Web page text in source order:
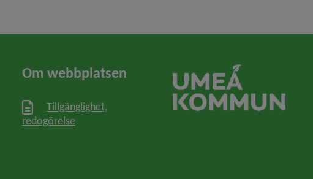
Om webbplatsen
Tillgänglighet,
redogörelse